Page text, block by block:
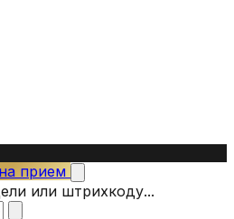
прием
или штрихкоду...